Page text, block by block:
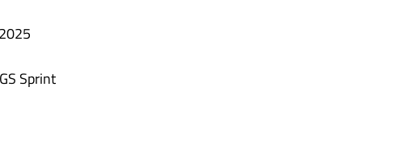
Sprint